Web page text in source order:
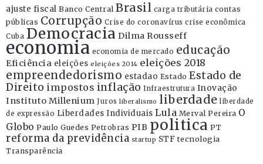
ajuste fiscal Banco Central Brasil carga tributária contas
públicas Corrupção Crise do coronavírus crise econômica
Cuba Democracia Dilma Rousseff
economia economia de mercado educação
Eficiência eleições eleições 2014 eleições 2018
empreendedorismo estadao Estado Estado de
Direito impostos inflação Infraestrutura Inovação
Instituto Millenium Juros liberalismo liberdade liberdade
de expressão Liberdades Individuais Lula Merval Pereira O
Globo Paulo Guedes Petrobras PIB politica PT
reforma da previdência startup STF tecnologia
Transparência